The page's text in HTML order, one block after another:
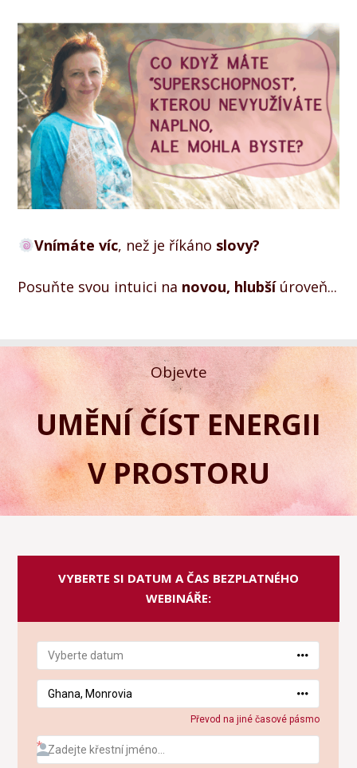
Vnímáte víc, než je říkáno slovy?
Posuňte svou intuici na novou, hlubšíúroveň...
Objevte
UMĚNÍ ČÍST ENERGII
V PROSTORU
VYBERTE SI DATUM A ČAS BEZPLATNÉHO
WEBINÁŘE: